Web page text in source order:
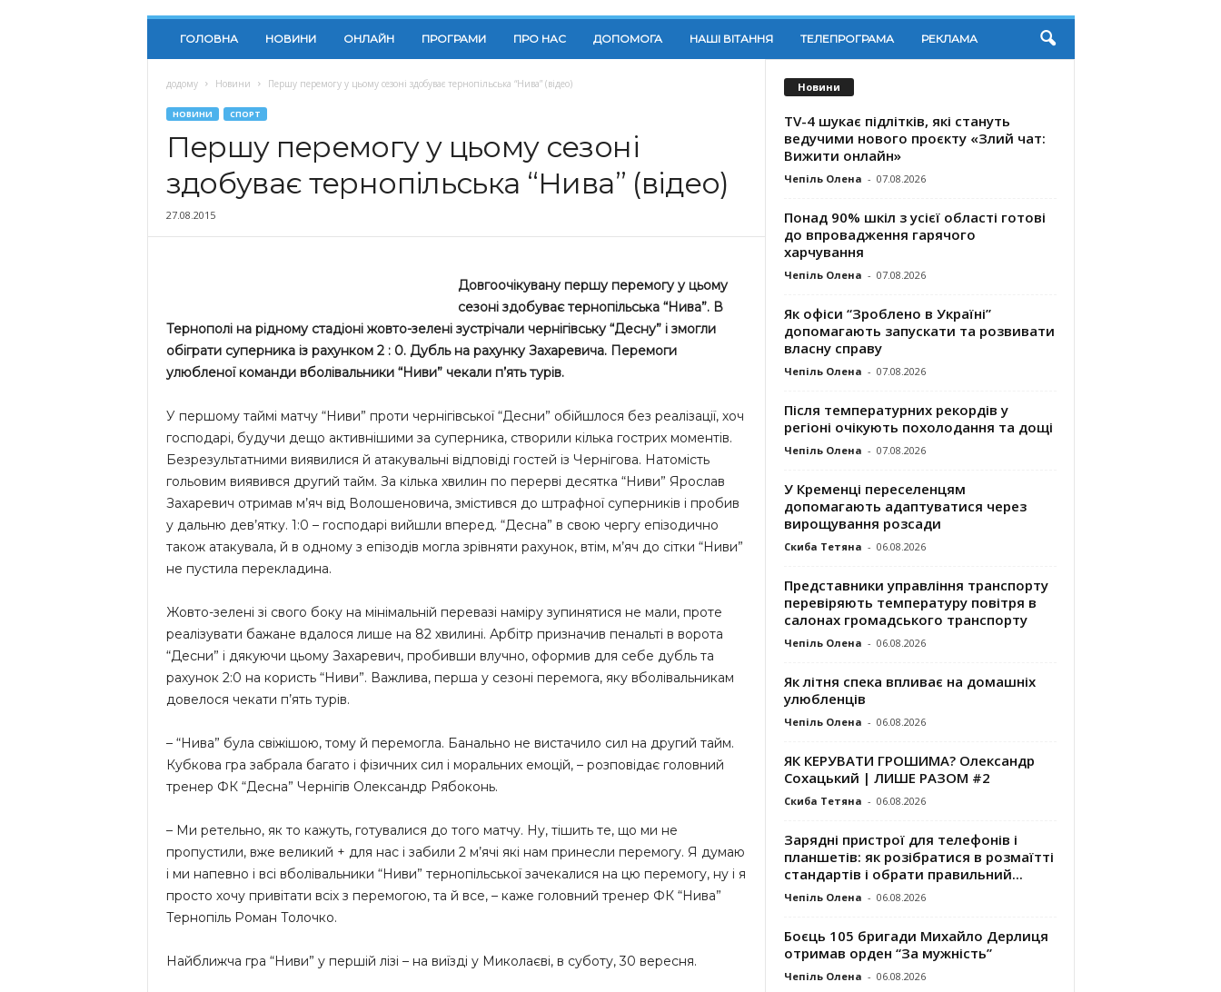
ГОЛОВНА НОВИНИ ОНЛАЙН ПРОГРАМИ ПРО НАС ДОПОМОГА НАШІ ВІТАННЯ ТЕЛЕПРОГРАМА РЕКЛАМА
додому Новини Першу перемогу у цьому сезоні здобуває тернопільська “Нива” (відео)
НОВИНИ СПОРТ
Першу перемогу у цьому сезоні
здобуває тернопільська “Нива” (відео)
27.08.2015
Довгоочікувану першу перемогу у цьому
сезоні здобуває тернопільська “Нива”. В
Тернополі на рідному стадіоні жовто-зелені зустрічали чернігівську “Десну” і змогли
обіграти суперника із рахунком 2 : 0. Дубль на рахунку Захаревича. Перемоги
улюбленої команди вболівальники “Ниви” чекали п’ять турів.
У першому таймі матчу “Ниви” проти чернігівської “Десни” обійшлося без реалізації, хоч
господарі, будучи дещо активнішими за суперника, створили кілька гострих моментів.
Безрезультатними виявилися й атакувальні відповіді гостей із Чернігова. Натомість
гольовим виявився другий тайм. За кілька хвилин по перерві десятка “Ниви” Ярослав
Захаревич отримав м’яч від Волошеновича, змістився до штрафної суперників і пробив
у дальню дев’ятку. 1:0 – господарі вийшли вперед. “Десна” в свою чергу епізодично
також атакувала, й в одному з епізодів могла зрівняти рахунок, втім, м’яч до сітки “Ниви”
не пустила перекладина.
Жовто-зелені зі свого боку на мінімальній перевазі наміру зупинятися не мали, проте
реалізувати бажане вдалося лише на 82 хвилині. Арбітр призначив пенальті в ворота
“Десни” і дякуючи цьому Захаревич, пробивши влучно, оформив для себе дубль та
рахунок 2:0 на користь “Ниви”. Важлива, перша у сезоні перемога, яку вболівальникам
довелося чекати п’ять турів.
– “Нива” була свіжішою, тому й перемогла. Банально не вистачило сил на другий тайм.
Кубкова гра забрала багато і фізичних сил і моральних емоцій, – розповідає головний
тренер ФК “Десна” Чернігів Олександр Рябоконь.
– Ми ретельно, як то кажуть, готувалися до того матчу. Ну, тішить те, що ми не
пропустили, вже великий + для нас і забили 2 м’ячі які нам принесли перемогу. Я думаю
і ми напевно і всі вболівальники “Ниви” тернопільської зачекалися на цю перемогу, ну і я
просто хочу привітати всіх з перемогою, та й все, – каже головний тренер ФК “Нива”
Тернопіль Роман Толочко.
Найближча гра “Ниви” у першій лізі – на виїзді у Миколаєві, в суботу, 30 вересня.
Новини
TV-4 шукає підлітків, які стануть
ведучими нового проєкту «Злий чат:
Вижити онлайн»
Чепіль Олена - 07.08.2026
Понад 90% шкіл з усієї області готові
до впровадження гарячого
харчування
Чепіль Олена - 07.08.2026
Як офіси “Зроблено в Україні”
допомагають запускaти та розвивати
власну справу
Чепіль Олена - 07.08.2026
Після температурних рекордів у
регіоні очікують похолодання та дощі
Чепіль Олена - 07.08.2026
У Кременці переселенцям
допомагають адаптуватися через
вирощування розсади
Скиба Тетяна - 06.08.2026
Представники управління транспорту
перевіряють температуру повітря в
салонах громадського транспорту
Чепіль Олена - 06.08.2026
Як літня спека впливає на домашніх
улюбленців
Чепіль Олена - 06.08.2026
ЯК КЕРУВАТИ ГРОШИМА? Олександр
Сохацький | ЛИШЕ РАЗОМ #2
Скиба Тетяна - 06.08.2026
Зарядні пристрої для телефонів і
планшетів: як розібратися в розмаїтті
стандартів і обрати правильний...
Чепіль Олена - 06.08.2026
Боєць 105 бригади Михайло Дерлиця
отримав орден “За мужність”
Чепіль Олена - 06.08.2026